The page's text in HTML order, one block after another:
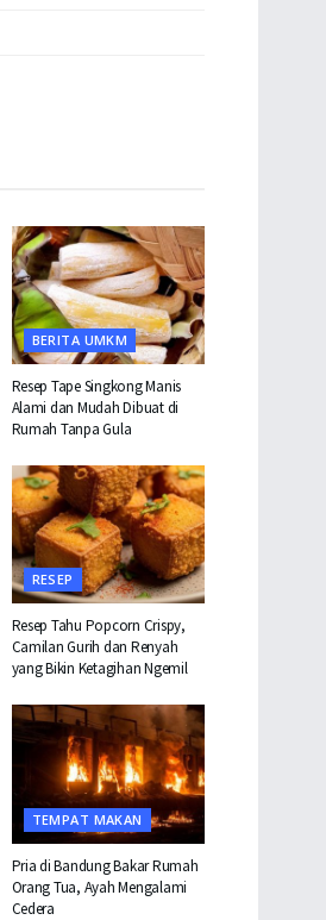
BERITA UMKM
Resep Tape Singkong Manis
Alami dan Mudah Dibuat di
Rumah Tanpa Gula
RESEP
Resep Tahu Popcorn Crispy,
Camilan Gurih dan Renyah
yang Bikin Ketagihan Ngemil
TEMPAT MAKAN
Pria di Bandung Bakar Rumah
Orang Tua, Ayah Mengalami
Cedera